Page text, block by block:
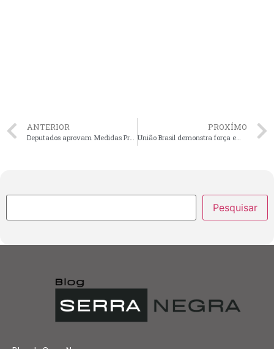
ANTERIOR
Deputados aprovam Medidas Provisórias que beneficiam professores e policiais do Maranhão
PROXÍMO
União Brasil demonstra força em encontro com pré-candidatos a vereadores de São Luís
Pesquisar